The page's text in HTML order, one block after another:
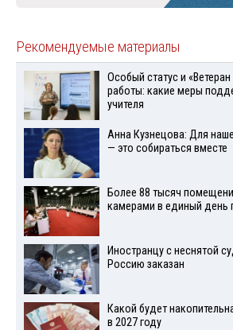
Рекомендуемые материалы
Особый статус и «Ветеран
работы: какие меры
учителя
Анна Кузнецова: Для
— это собираться вместе
Более 88 тысяч
камерами в единый день
Иностранцу с неснятой
Россию заказан
Какой будет
в 2027 году